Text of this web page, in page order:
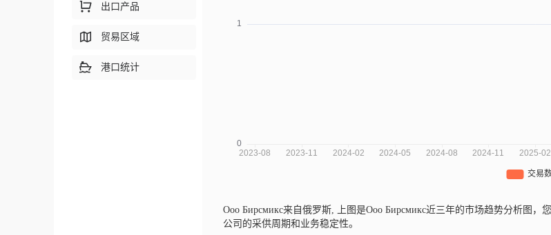
Ооо Бирсмикс来自俄罗斯,
上图是Ооо Бирсмикс近三年的市场趋势分析图
公司的采供周期和业务稳定性。
出口产品
贸易区域
港口统计